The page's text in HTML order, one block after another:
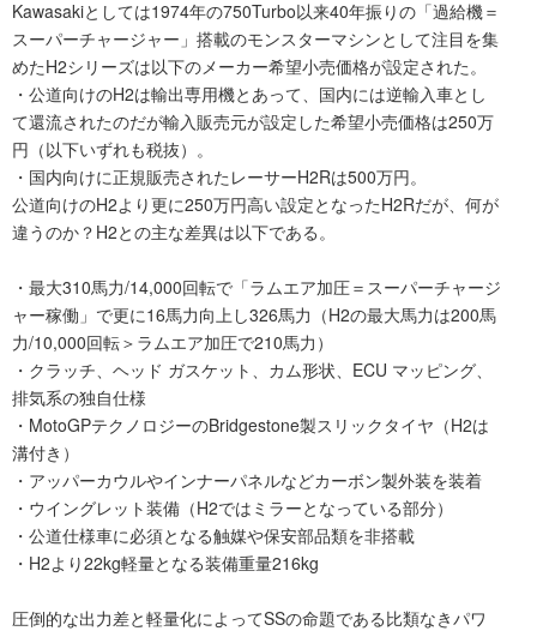
Kawasakiとしては1974年の750Turbo以来40年振りの「過給機＝
スーパーチャージャー」搭載のモンスターマシンとして注目を集
めたH2シリーズは以下のメーカー希望小売価格が設定された。
・公道向けのH2は輸出専用機とあって、国内には逆輸入車とし
て還流されたのだが輸入販売元が設定した希望小売価格は250万
円（以下いずれも税抜）。
・国内向けに正規販売されたレーサーH2Rは500万円。
公道向けのH2より更に250万円高い設定となったH2Rだが、何が
違うのか？H2との主な差異は以下である。
・最大310馬力/14,000回転で「ラムエア加圧＝スーパーチャージ
ャー稼働」で更に16馬力向上し326馬力（H2の最大馬力は200馬
力/10,000回転＞ラムエア加圧で210馬力）
・クラッチ、ヘッド ガスケット、カム形状、ECU マッピング、
排気系の独自仕様
・MotoGPテクノロジーのBridgestone製スリックタイヤ（H2は
溝付き）
・アッパーカウルやインナーパネルなどカーボン製外装を装着
・ウイングレット装備（H2ではミラーとなっている部分）
・公道仕様車に必須となる触媒や保安部品類を非搭載
・H2より22kg軽量となる装備重量216kg
圧倒的な出力差と軽量化によってSSの命題である比類なきパワ